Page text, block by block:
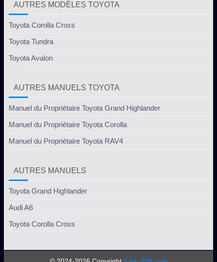
AUTRES MODÈLES TOYOTA
Toyota Corolla Cross
Toyota Tundra
Toyota Avalon
AUTRES MANUELS TOYOTA
Manuel du Propriétaire Toyota Grand Highlander
Manuel du Propriétaire Toyota Corolla
Manuel du Propriétaire Toyota RAV4
AUTRES MANUELS
Toyota Grand Highlander
Audi A6
Toyota Corolla Cross